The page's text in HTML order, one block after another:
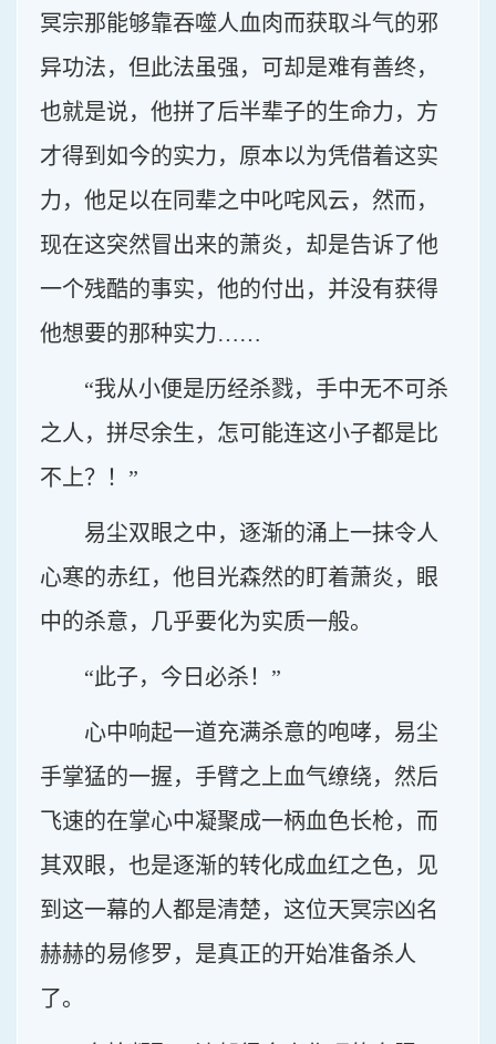
冥宗那能够靠吞噬人血肉而获取斗气的邪
异功法，但此法虽强，可却是难有善终，
也就是说，他拼了后半辈子的生命力，方
才得到如今的实力，原本以为凭借着这实
力，他足以在同辈之中叱咤风云，然而，
现在这突然冒出来的萧炎，却是告诉了他
一个残酷的事实，他的付出，并没有获得
他想要的那种实力……
“我从小便是历经杀戮，手中无不可杀
之人，拼尽余生，怎可能连这小子都是比
不上？！”
易尘双眼之中，逐渐的涌上一抹令人
心寒的赤红，他目光森然的盯着萧炎，眼
中的杀意，几乎要化为实质一般。
“此子，今日必杀！”
心中响起一道充满杀意的咆哮，易尘
手掌猛的一握，手臂之上血气缭绕，然后
飞速的在掌心中凝聚成一柄血色长枪，而
其双眼，也是逐渐的转化成血红之色，见
到这一幕的人都是清楚，这位天冥宗凶名
赫赫的易修罗，是真正的开始准备杀人
了。